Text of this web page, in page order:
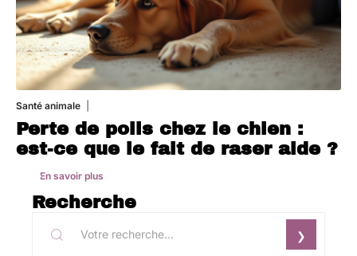
Santé animale
Perte de poils chez le chien :
est-ce que le fait de raser aide ?
En savoir plus
Recherche